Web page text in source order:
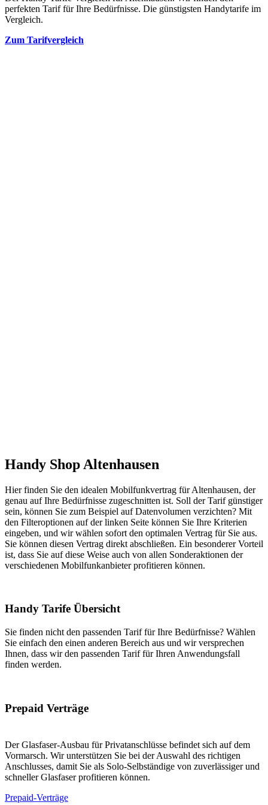
perfekten Tarif für Ihre Bedürfnisse. Die günstigsten Handytarife im
Vergleich.
Zum Tarifvergleich
Handy Shop Altenhausen
Hier finden Sie den idealen Mobilfunkvertrag für Altenhausen, der
genau auf Ihre Bedürfnisse zugeschnitten ist. Soll der Tarif günstiger
sein, können Sie zum Beispiel auf Datenvolumen verzichten? Mit
den Filteroptionen auf der linken Seite können Sie Ihre Kriterien
eingeben, und wir wählen sofort den optimalen Vertrag für Sie aus.
Sie können diesen Vertrag direkt abschließen. Ein besonderer Vorteil
ist, dass Sie auf diese Weise auch von allen Sonderaktionen der
verschiedenen Mobilfunkanbieter profitieren können.
Handy Tarife Übersicht
Sie finden nicht den passenden Tarif für Ihre Bedürfnisse? Wählen
Sie einfach den einen anderen Bereich aus und wir versprechen
Ihnen, dass wir den passenden Tarif für Ihren Anwendungsfall
finden werden.
Prepaid Verträge
Der Glasfaser-Ausbau für Privatanschlüsse befindet sich auf dem
Vormarsch. Wir unterstützen Sie bei der Auswahl des richtigen
Anschlusses, damit Sie als Solo-Selbständige von zuverlässiger und
schneller Glasfaser profitieren können.
Prepaid-Verträge